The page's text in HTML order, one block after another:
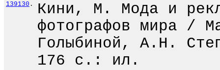
139130 .
Кини, М. Мода и
фотографов мира /
Голыбиной, А.Н.
176 с.: ил.